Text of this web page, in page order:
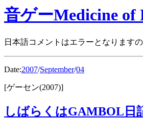
音ゲーMedicine of
日本語コメントはエラーとなります
Date:2007/September/04
[ゲーセン(2007)]
しばらくはGAMBOL日